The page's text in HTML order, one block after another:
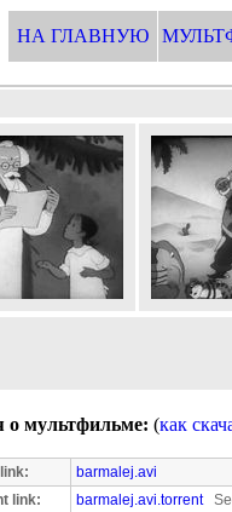
НА ГЛАВНУЮ
мультфильме: (как
barmalej.avi
link:
barmalej.avi.torrent